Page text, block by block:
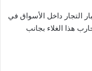
التجار داخل الأسواق في
هذا الغلاء بجانب